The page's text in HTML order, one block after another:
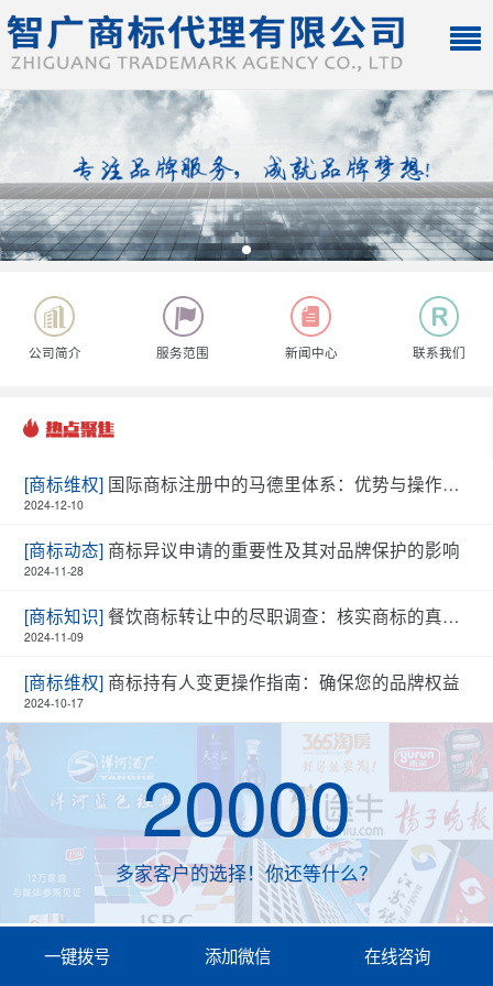
一键拨号 添加微信 在线咨询
公司简介 服务范围 新闻中心 联系我们
[商标维权] 国际商标注册中的马德里体系：优势与操作流程
2024-12-10
[商标动态] 商标异议申请的重要性及其对品牌保护的影响
2024-11-28
[商标知识] 餐饮商标转让中的尽职调查：核实商标的真实性和有效性
2024-11-09
[商标维权] 商标持有人变更操作指南：确保您的品牌权益
2024-10-17
20000
多家客户的选择！你还等什么？